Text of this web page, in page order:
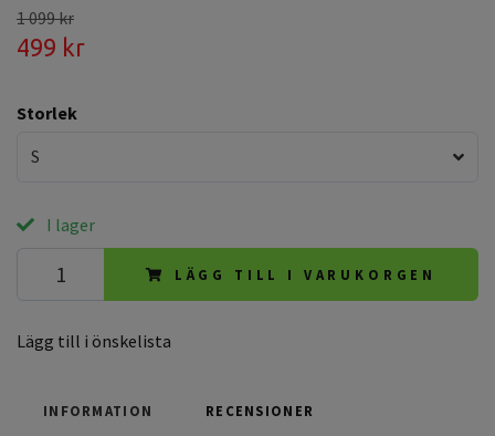
1 099 kr
499 kr
Storlek
S
I lager
LÄGG TILL I VARUKORGEN
Lägg till i önskelista
INFORMATION RECENSIONER